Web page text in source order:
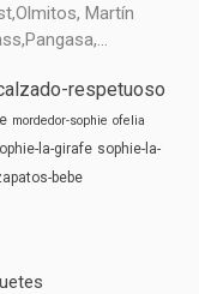
Martín
respetuoso
mordedor-sophie ofelia
la-girafe sophie-la-
bebe